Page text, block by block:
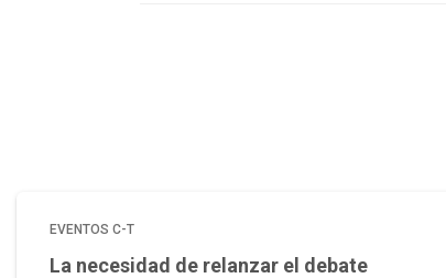
EVENTOS C-T
La necesidad de relanzar el debate